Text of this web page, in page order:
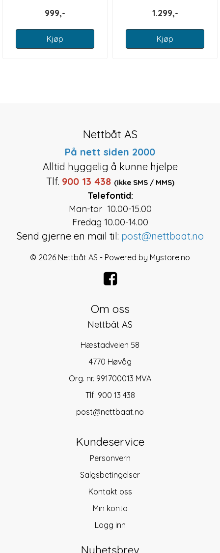
999,-
Kjøp
1.299,-
Kjøp
Nettbåt AS
På nett siden 2000
Alltid hyggelig å kunne hjelpe
Tlf. 900 13 438 (ikke SMS / MMS)
Telefontid:
Man-tor 10.00-15.00
Fredag 10.00-14.00
Send gjerne en mail til: post@nettbaat.no
© 2026 Nettbåt AS - Powered by Mystore.no
Om oss
Nettbåt AS
Hæstadveien 58
4770 Høvåg
Org. nr. 991700013 MVA
Tlf: 900 13 438
post@nettbaat.no
Kundeservice
Personvern
Salgsbetingelser
Kontakt oss
Min konto
Logg inn
Nyhetsbrev